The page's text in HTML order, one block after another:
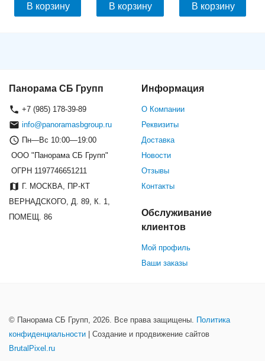
В корзину В корзину В корзину
Панорама СБ Групп
+7 (985) 178-39-89
info@panoramasbgroup.ru
Пн—Вс 10:00—19:00
ООО "Панорама СБ Групп"
ОГРН 1197746651211
Г. МОСКВА, ПР-КТ
ВЕРНАДСКОГО, Д. 89, К. 1,
ПОМЕЩ. 86
Информация
О Компании
Реквизиты
Доставка
Новости
Отзывы
Контакты
Обслуживание
клиентов
Мой профиль
Ваши заказы
© Панорама СБ Групп, 2026. Все права защищены.
Политика
конфиденциальности | Создание и продвижение сайтов
BrutalPixel.ru